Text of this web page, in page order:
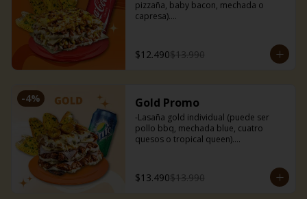
pizzaña, baby bacon, mechada o
capresa).
(3uds).
$12.490$13.990
-4% Gold Promo
-Lasaña gold individual (puede ser
pollo bbq, mechada blue, cuatro
quesos o tropical queen).
(3uds).
$13.490$13.990